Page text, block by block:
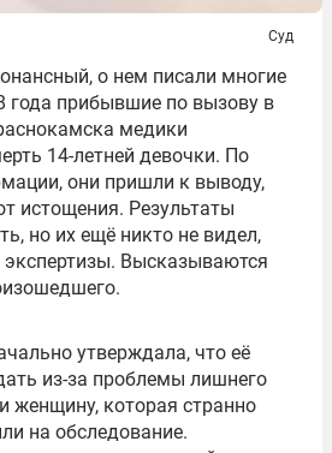
Суд
о нем писали многие
прибывшие по вызову в
медики
14-летней девочки. По
они пришли к выводу,
истощения. Результаты
но их ещё никто не видел,
Высказываются
утверждала, что её
из-за проблемы лишнего
женщину, которая странно
на обследование.